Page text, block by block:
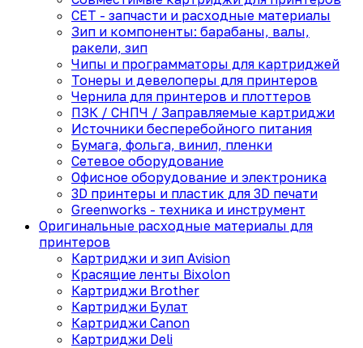
CET - запчасти и расходные материалы
Зип и компоненты: барабаны, валы,
ракели, зип
Чипы и программаторы для картриджей
Тонеры и девелоперы для принтеров
Чернила для принтеров и плоттеров
ПЗК / СНПЧ / Заправляемые картриджи
Источники бесперебойного питания
Бумага, фольга, винил, пленки
Сетевое оборудование
Офисное оборудование и электроника
3D принтеры и пластик для 3D печати
Greenworks - техника и инструмент
Оригинальные расходные материалы для
принтеров
Картриджи и зип Avision
Красящие ленты Bixolon
Картриджи Brother
Картриджи Булат
Картриджи Canon
Картриджи Deli